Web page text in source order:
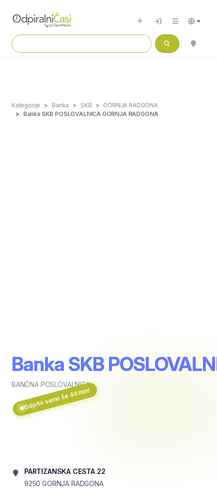
Kategorije Banka SKB
GORNJA RADGONA
Banka SKB POSLOVALNICA GORNJA RADGONA
Banka SKB
BANČNA POSLOVALNICA
Odprto samo še 44 min!
PARTIZANSKA CESTA 22
9250 GORNJA RADGONA